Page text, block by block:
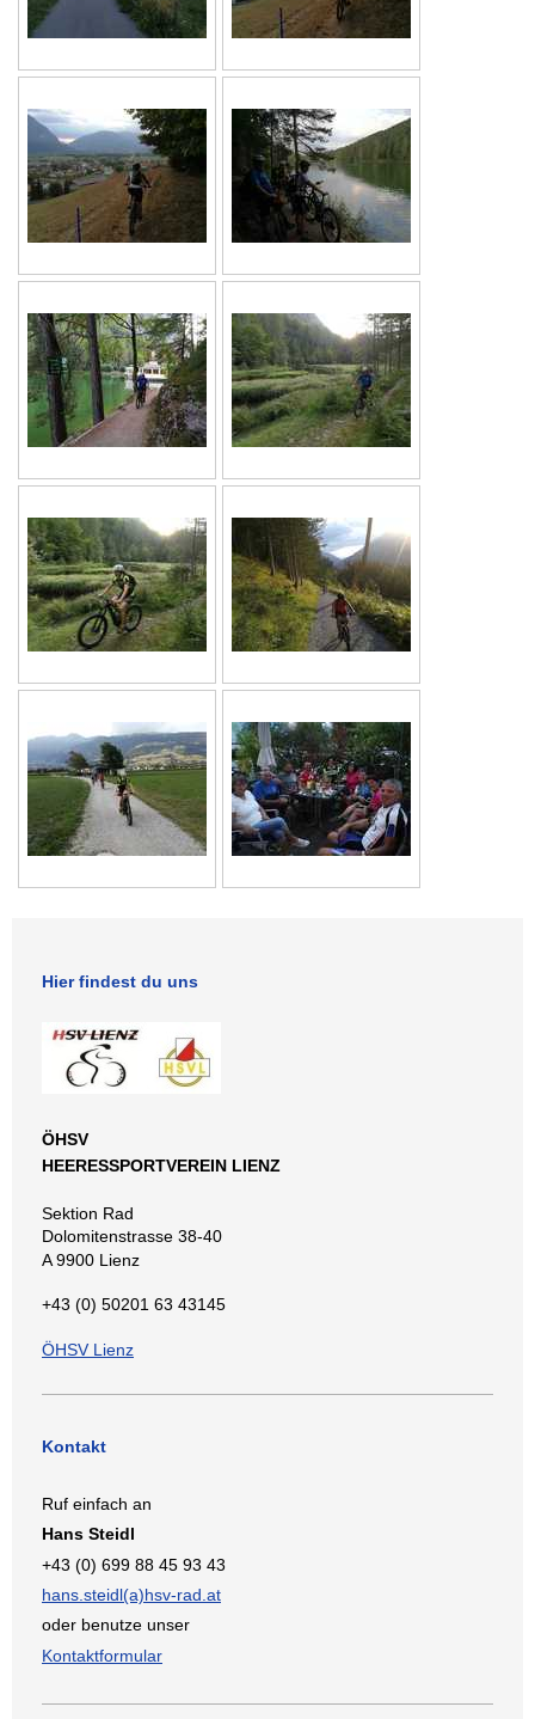
Hier findest du uns
ÖHSV
HEERESSPORTVEREIN LIENZ
Sektion Rad
Dolomitenstrasse 38-40
A 9900 Lienz
+43 (0) 50201 63 43145
ÖHSV Lienz
Kontakt
Ruf einfach an
Hans Steidl
+43 (0) 699 88 45 93 43
hans.steidl(a)hsv-rad.at
oder benutze unser
Kontaktformular